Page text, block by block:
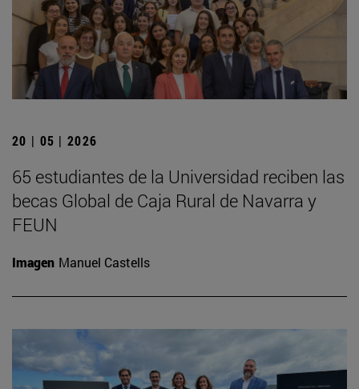
20 | 05 | 2026
65 estudiantes de la Universidad reciben las
becas Global de Caja Rural de Navarra y
FEUN
Imagen Manuel Castells